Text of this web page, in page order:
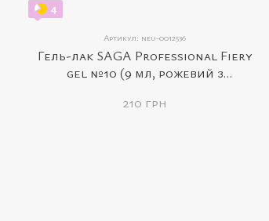
4
Артикул: neu-0012536
Гель-лак SAGA Professional Fiery
gel №10 (9 мл, рожевий з
210 грн